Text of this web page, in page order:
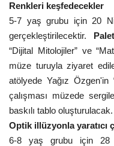
Renkleri keşfedecekler
5-7 yaş grubu için 20
gerçekleştirilecektir.
“Dijital Mitolojiler” ve
müze turuyla ziyaret
atölyede Yağız
çalışması müzede
baskılı tablo oluşturulacak.
Optik illüzyonla yaratıcı
6-8 yaş grubu için 28